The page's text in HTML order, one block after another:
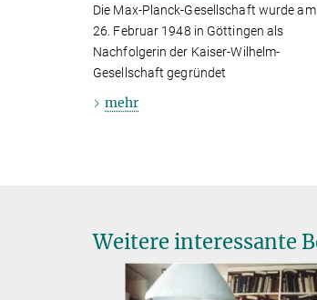
Die Max-Planck-Gesellschaft wurde am
26. Februar 1948 in Göttingen als
Nachfolgerin der Kaiser-Wilhelm-
Gesellschaft gegründet
mehr
Weitere interessante